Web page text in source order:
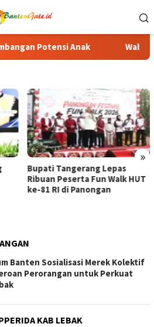
Tangerang Dorong Mahasiswa
»
Bupati Tangerang Lepas
Ribuan Peserta Fun Walk HUT
ke-81 RI di Panongan
Banten Sosialisasi Merek Kolektif
Perorangan untuk Perkuat
KAB LEBAK